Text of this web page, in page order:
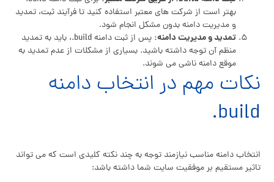
بهتر است از شرکت های معتبر استفاده کنید تا فرآیند ثبت، تمدید
و مدیریت دامنه بدون مشکل انجام شود.
تمدید و مدیریت دامنه:
پس از ثبت دامنه build.، باید به تمدید
منظم آن توجه داشته باشید. بسیاری از مشکلات از عدم تمدید به
موقع دامنه ناشی می شوند.
نکات مهم در انتخاب دامنه
build.
انتخاب دامنه مناسب نیازمند توجه به چند نکته کلیدی است که می تواند
تاثیر مستقیم بر موفقیت سایت شما داشته باشد: